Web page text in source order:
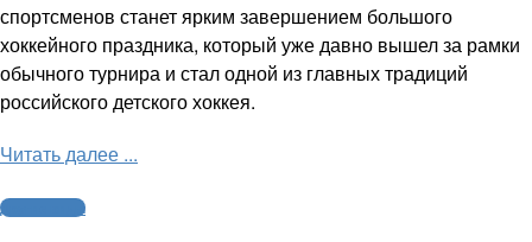
спортсменов станет ярким завершением большого
хоккейного праздника, который уже давно вышел за рамки
обычного турнира и стал одной из главных традиций
российского детского хоккея.
Читать далее ...
Другие виды